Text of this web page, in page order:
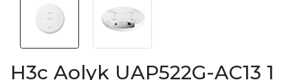
H3c Aolyk UAP522G-AC13 1